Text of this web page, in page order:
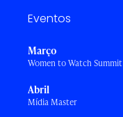
Eventos
Março
Women to Watch Summit
Abril
Mídia Master